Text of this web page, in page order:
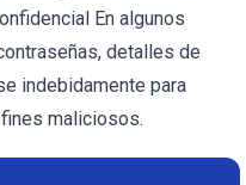
En algunos
detalles de
indebidamente para
maliciosos.